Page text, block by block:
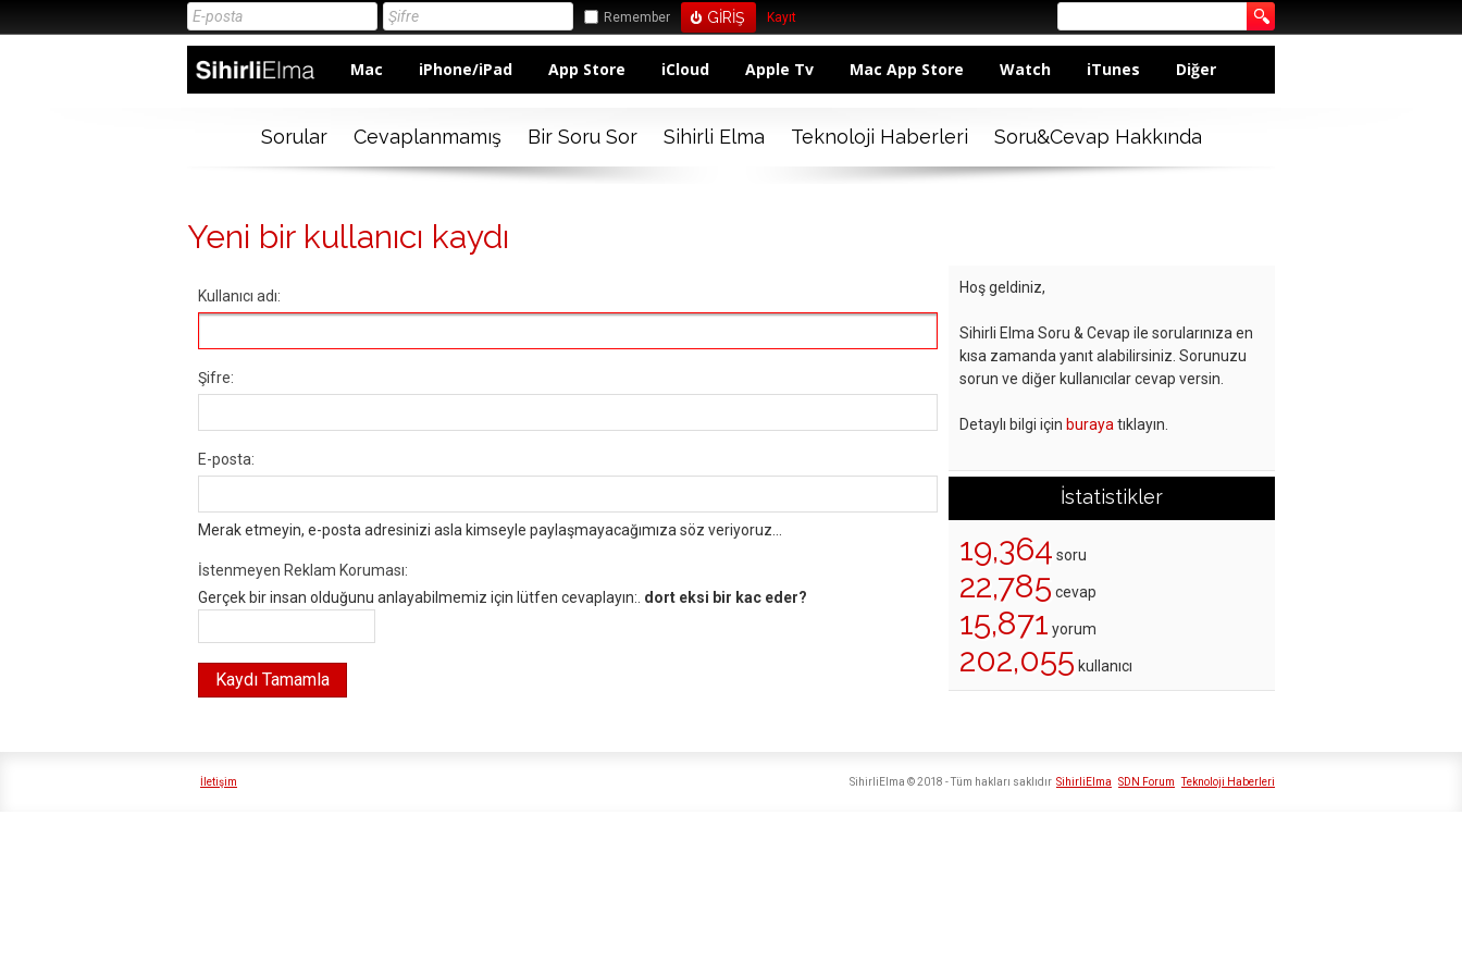
Remember Kayıt
Mac iPhone/iPad App Store iCloud Apple Tv Mac App Store Watch iTunes Diğer
Sorular Cevaplanmamış Bir Soru Sor Sihirli Elma Teknoloji Haberleri Soru&Cevap Hakkında
Yeni bir kullanıcı kaydı
Kullanıcı adı:
Şifre:
E-posta:
Merak etmeyin, e-posta adresinizi asla kimseyle paylaşmayacağımıza söz veriyoruz...
İstenmeyen Reklam Koruması:
Gerçek bir insan olduğunu anlayabilmemiz için lütfen cevaplayın:. dort eksi bir kac eder?
Hoş geldiniz,
Sihirli Elma Soru & Cevap ile sorularınıza en
kısa zamanda yanıt alabilirsiniz. Sorunuzu
sorun ve diğer kullanıcılar cevap versin.
Detaylı bilgi için buraya tıklayın.
İstatistikler
19,364 soru
22,785 cevap
15,871 yorum
202,055 kullanıcı
İletişim SihirliElma SDN Forum Teknoloji Haberleri
SihirliElma © 2018 - Tüm hakları saklıdır